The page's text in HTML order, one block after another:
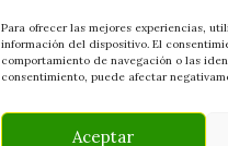
Para ofrecer las mejores experiencias,
información del dispositivo. El
comportamiento de navegación o las
consentimiento, puede afectar
Aceptar